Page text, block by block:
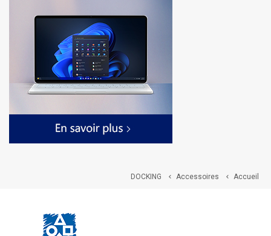
Accueil

Accessoires

DOCKING